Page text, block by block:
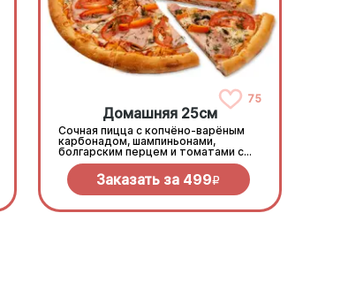
75
Домашняя 25см
Сочная пицца с копчёно-варёным
карбонадом, шампиньонами,
болгарским перцем и томатами с
зеленью под моцареллой
Заказать за 499R